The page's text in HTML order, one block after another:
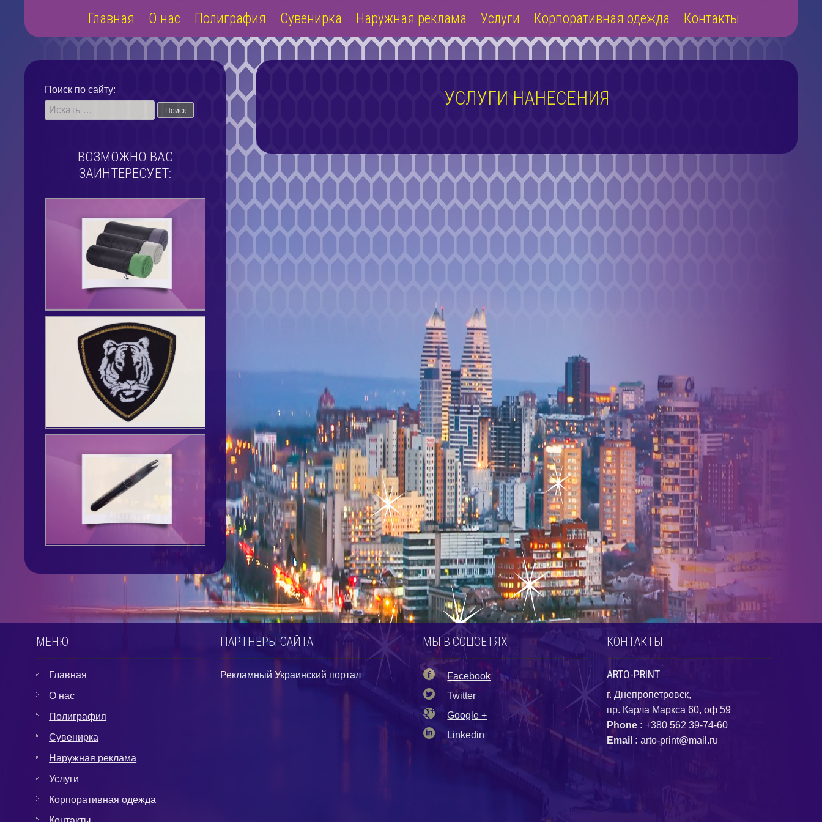
Главная О нас Полиграфия Сувенирка Наружная реклама Услуги Корпоративная одежда Контакты
УСЛУГИ НАНЕСЕНИЯ
Поиск по сайту:
ВОЗМОЖНО ВАС
ЗАИНТЕРЕСУЕТ:
МЕНЮ
Главная
О нас
Полиграфия
Сувенирка
Наружная реклама
Услуги
Корпоративная одежда
ПАРТНЕРЫ САЙТА:
Рекламный Украинский портал
МЫ В СОЦСЕТЯХ
Facebook
Twitter
Google +
Linkedin
КОНТАКТЫ:
ARTO-PRINT
г. Днепропетровск,
пр. Карла Маркса 60, оф 59
Phone : +380 562 39-74-60
Email : arto-print@mail.ru